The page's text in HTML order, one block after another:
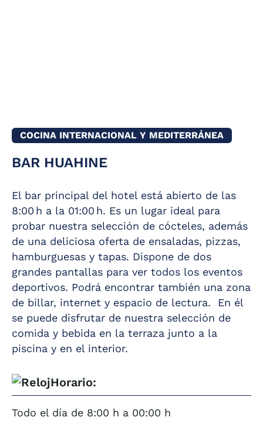
COCINA INTERNACIONAL Y MEDITERRÁNEA
BAR HUAHINE
El bar principal del hotel está abierto de las
8:00 h a la 01:00 h. Es un lugar ideal para
probar nuestra selección de cócteles, además
de una deliciosa oferta de ensaladas, pizzas,
hamburguesas y tapas. Dispone de dos
grandes pantallas para ver todos los eventos
deportivos. Podrá encontrar también una zona
de billar, internet y espacio de lectura. En él
se puede disfrutar de nuestra selección de
comida y bebida en la terraza junto a la
piscina y en el interior.
Horario:
Todo el día de 8:00 h a 00:00 h